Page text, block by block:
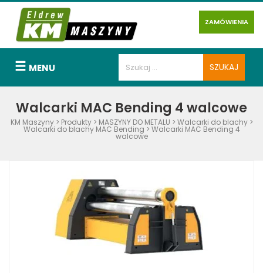
ZAMÓWIENIA
MENU
Walcarki MAC Bending 4 walcowe
KM Maszyny> Produkty> MASZYNY DO METALU > Walcarki do blachy>
Walcarki do blachy MAC Bending > Walcarki MAC Bending 4
walcowe